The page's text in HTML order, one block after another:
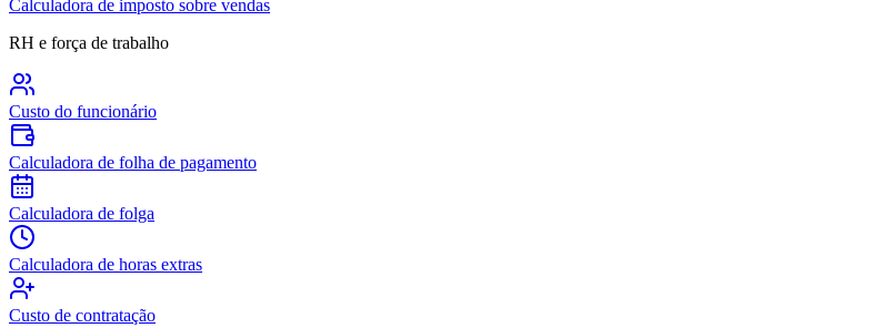
Calculadora de imposto sobre vendas
RH e força de trabalho
Custo do funcionário
Calculadora de folha de pagamento
Calculadora de folga
Calculadora de horas extras
Custo de contratação